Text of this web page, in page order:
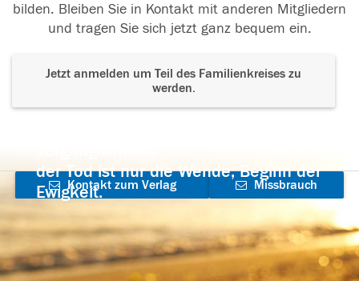
bilden. Bleiben Sie in Kontakt mit anderen Mitgliedern
und tragen Sie sich jetzt ganz bequem ein.
Jetzt anmelden um Teil des Familienkreises zu
werden.
der Tod ist nur die Wende, Beginn der
Ewigkeit.
Kontakt zum Verlag
aufnehmen
Missbrauch